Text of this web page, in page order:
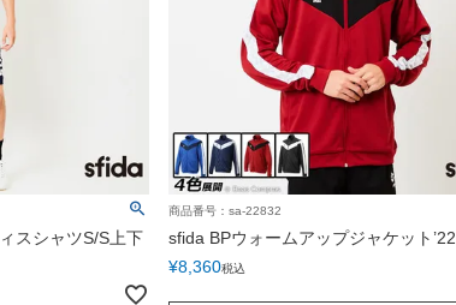
スシャツS/S上下
商品番号：sa-22832
sfida BPウォームアップジャケット’22
¥8,360税込